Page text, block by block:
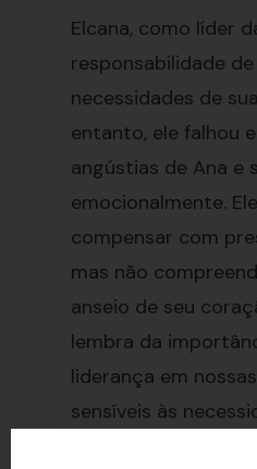
Elcana, como líder
responsabilidade
necessidades de
entanto, ele falhou
angústias de Ana e
emocionalmente.
compensar com
mas não
anseio de seu
lembra da
liderança em
sensíveis às